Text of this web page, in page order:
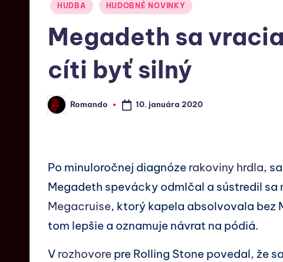
HUDBA HUDOBNÉ NOVINKY
Megadeth sa
cíti byť silný
Romando 10. januára 2020
Po minuloročnej diagnóze rakoviny hrdla,
Megadeth spevácky odmlčal a sústredil sa
Megacruise, ktorý kapela absolvovala bez
tom lepšie a oznamuje návrat na pódiá.
V rozhovore pre Rolling Stone povedal, že